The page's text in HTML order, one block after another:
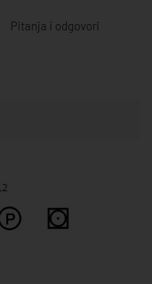
Pitanja i odgovori